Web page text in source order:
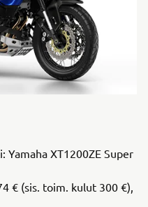
XT1200ZE Super
€ (sis. toim. kulut 300 €),